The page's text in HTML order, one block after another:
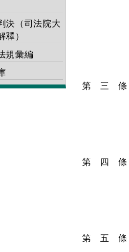
決（司法院大
釋）
規彙編
第 三 條
第 四 條
第 五 條